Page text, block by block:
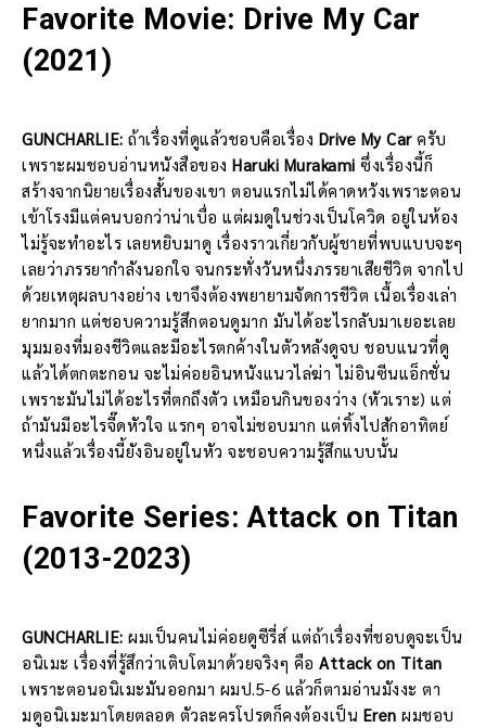
Favorite Movie: Drive My Car
(2021)
GUNCHARLIE: ถ้าเรื่องที่ดูแล้วชอบคือเรื่อง Drive My Carครับ
เพราะผมชอบอ่านหนังสือของ Haruki Murakami ซึ่งเรื่องนี้ก็
สร้างจากนิยายเรื่องสั้นของเขา ตอนแรกไม่ได้คาดหวังเพราะตอน
เข้าโรงมีแต่คนบอกว่าน่าเบื่อ แต่ผมดูในช่วงเป็นโควิด อยู่ในห้อง
ไม่รู้จะทำอะไร เลยหยิบมาดู เรื่องราวเกี่ยวกับผู้ชายที่พบแบบจะๆ
เลยว่าภรรยากำลังนอกใจ จนกระทั่งวันหนึ่งภรรยาเสียชีวิต จากไป
ด้วยเหตุผลบางอย่าง เขาจึงต้องพยายามจัดการชีวิต เนื้อเรื่องเล่า
ยากมาก แต่ชอบความรู้สึกตอนดูมาก มันได้อะไรกลับมาเยอะเลย
มุมมองที่มองชีวิตและมีอะไรตกค้างในตัวหลังดูจบ ชอบแนวที่ดู
แล้วได้ตกตะกอน จะไม่ค่อยอินหนังแนวไล่ฆ่า ไม่อินซีนแอ็กชั่น
เพราะมันไม่ได้อะไรที่ตกถึงตัว เหมือนกินของว่าง (หัวเราะ) แต่
ถ้ามันมีอะไรจี๊ดหัวใจ แรกๆ อาจไม่ชอบมาก แต่ทิ้งไปสักอาทิตย์
หนึ่งแล้วเรื่องนี้ยังอินอยู่ในหัว จะชอบความรู้สึกแบบนั้น
Favorite Series: Attack on Titan
(2013-2023)
GUNCHARLIE: ผมเป็นคนไม่ค่อยดูซีรี่ส์ แต่ถ้าเรื่องที่ชอบดูจะเป็น
อนิเมะ เรื่องที่รู้สึกว่าเติบโตมาด้วยจริงๆ คือ Attack on Titan
เพราะตอนอนิเมะมันออกมา ผมป.5-6 แล้วก็ตามอ่านมังงะ ตา
มดูอนิเมะมาโดยตลอด ตัวละครโปรดก็คงต้องเป็น Eren ผมชอบ